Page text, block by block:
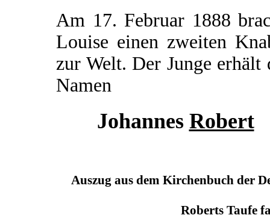
Am 17. Februar 1888
Louise einen zweiten
zur Welt. Der Junge erhält
Namen
Johannes Robert
Auszug aus dem Kirchenbuch der
Roberts Taufe